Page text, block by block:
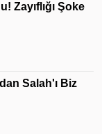
Zayıflığı Şoke
Salah'ı Biz